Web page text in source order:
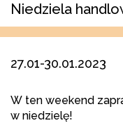
Niedziela
27.01-30.01.2023
W ten weekend
w niedzielę!